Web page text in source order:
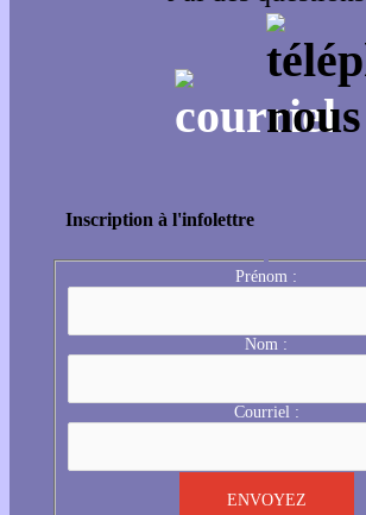
Inscription à l'infolettre
Prénom :
Nom :
Courriel :